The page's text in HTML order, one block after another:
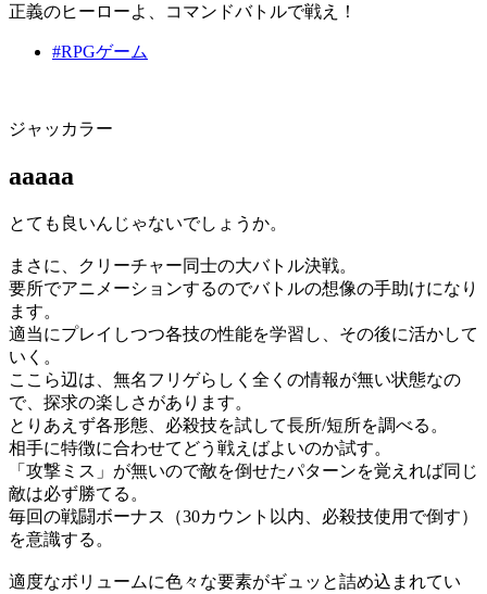
正義のヒーローよ、コマンドバトルで戦え！
#RPGゲーム
ジャッカラー
aaaaa
とても良いんじゃないでしょうか。
まさに、クリーチャー同士の大バトル決戦。
要所でアニメーションするのでバトルの想像の手助けになり
ます。
適当にプレイしつつ各技の性能を学習し、その後に活かして
いく。
ここら辺は、無名フリゲらしく全くの情報が無い状態なの
で、探求の楽しさがあります。
とりあえず各形態、必殺技を試して長所/短所を調べる。
相手に特徴に合わせてどう戦えばよいのか試す。
「攻撃ミス」が無いので敵を倒せたパターンを覚えれば同じ
敵は必ず勝てる。
毎回の戦闘ボーナス（30カウント以内、必殺技使用で倒す）
を意識する。
適度なボリュームに色々な要素がギュッと詰め込まれてい